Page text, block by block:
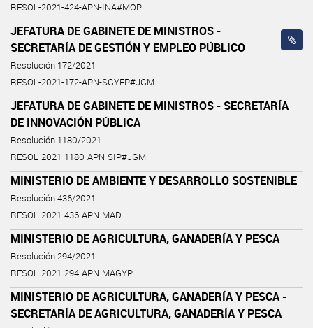
RESOL-2021-424-APN-INA#MOP
JEFATURA DE GABINETE DE MINISTROS -
SECRETARÍA DE GESTIÓN Y EMPLEO PÚBLICO
Resolución 172/2021
RESOL-2021-172-APN-SGYEP#JGM
JEFATURA DE GABINETE DE MINISTROS - SECRETARÍA
DE INNOVACIÓN PÚBLICA
Resolución 1180/2021
RESOL-2021-1180-APN-SIP#JGM
MINISTERIO DE AMBIENTE Y DESARROLLO SOSTENIBLE
Resolución 436/2021
RESOL-2021-436-APN-MAD
MINISTERIO DE AGRICULTURA, GANADERÍA Y PESCA
Resolución 294/2021
RESOL-2021-294-APN-MAGYP
MINISTERIO DE AGRICULTURA, GANADERÍA Y PESCA -
SECRETARÍA DE AGRICULTURA, GANADERÍA Y PESCA